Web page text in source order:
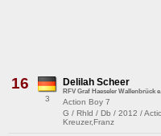
16
3
Delilah Scheer
RFV Graf Haeseler Wallenbrück
Action Boy 7
G / Rhld / Db / 2012 /
Kreuzer,Franz